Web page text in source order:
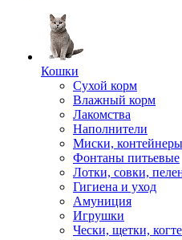
Кошки
Сухой корм
Влажный корм
Лакомства
Наполнители
Миски, контейнеры
Фонтаны питьевые
Лотки, совки,
Гигиена и уход
Амуниция
Игрушки
Чески, щетки,